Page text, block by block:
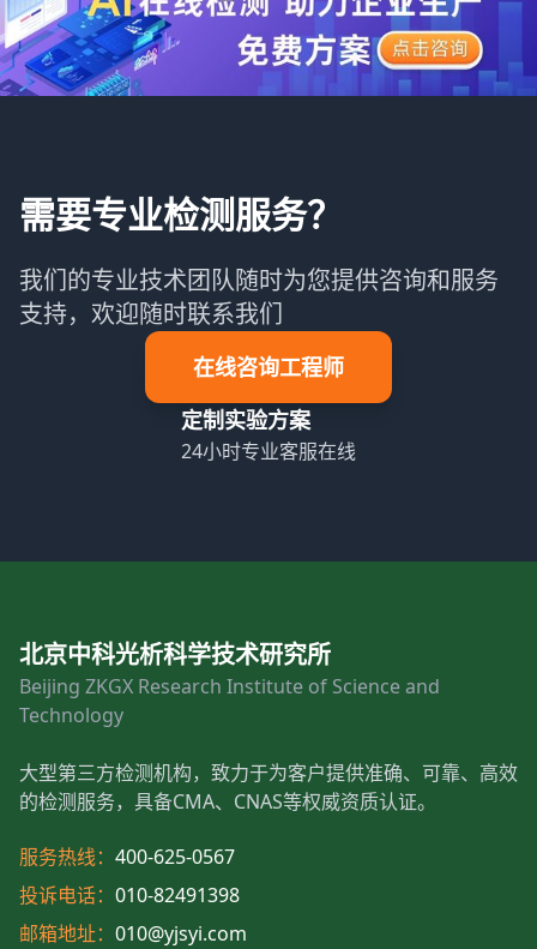
需要专业检测服务？
我们的专业技术团队随时为您提供咨询和服务
支持，欢迎随时联系我们
在线咨询工程师
定制实验方案
24小时专业客服在线
北京中科光析科学技术研究所
Beijing ZKGX Research Institute of Science and
Technology
大型第三方检测机构，致力于为客户提供准确、可靠、高效
的检测服务，具备CMA、CNAS等权威资质认证。
服务热线： 400-625-0567
投诉电话： 010-82491398
邮箱地址： 010@yjsyi.com